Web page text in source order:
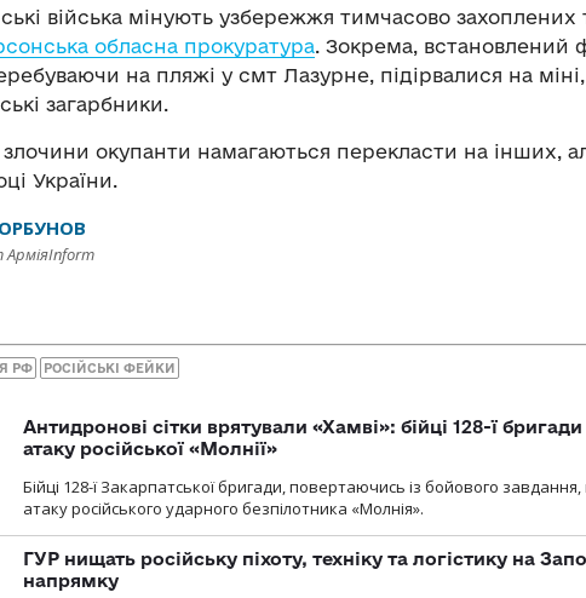
війська мінують узбережжя тимчасово захоплених
обласна прокуратура. Зокрема, встановлений
на пляжі у смт Лазурне, підірвалися на
загарбники.
злочини окупанти намагаються перекласти на інших,
України.
АрміяInform
РФ РОСІЙСЬКІ ФЕЙКИ
Антидронові сітки врятували «Хамві»: бійці 128-ї
атаку російської «Молнії»
Бійці 128-ї Закарпатської бригади, повертаючись із бойового
атаку російського ударного безпілотника «Молнія».
ГУР нищать російську піхоту, техніку та логістику на
напрямку